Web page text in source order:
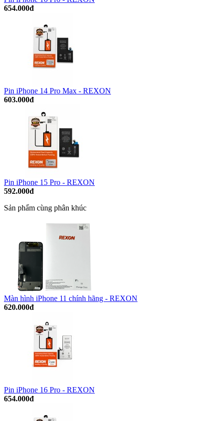
654.000đ
Pin iPhone 14 Pro Max - REXON
603.000đ
Pin iPhone 15 Pro - REXON
592.000đ
Sản phẩm cùng phân khúc
Màn hình iPhone 11 chính hãng - REXON
620.000đ
Pin iPhone 16 Pro - REXON
654.000đ